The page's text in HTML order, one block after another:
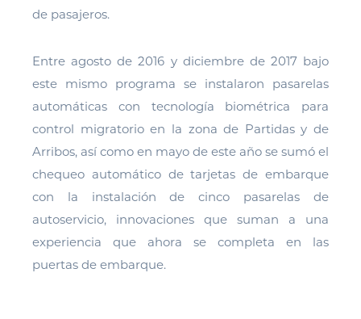
de pasajeros.
Entre agosto de 2016 y diciembre de 2017 bajo
este mismo programa se instalaron pasarelas
automáticas con tecnología biométrica para
control migratorio en la zona de Partidas y de
Arribos, así como en mayo de este año se sumó el
chequeo automático de tarjetas de embarque
con la instalación de cinco pasarelas de
autoservicio, innovaciones que suman a una
experiencia que ahora se completa en las
puertas de embarque.